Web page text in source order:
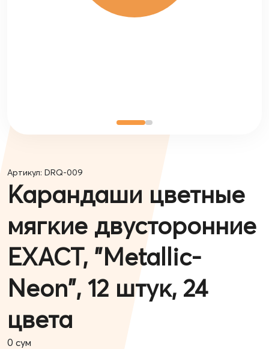
Артикул: DRQ-009
Карандаши цветные
мягкие двусторонние
EXACT, "Metallic-
Neon", 12 штук, 24
цвета
0 сум